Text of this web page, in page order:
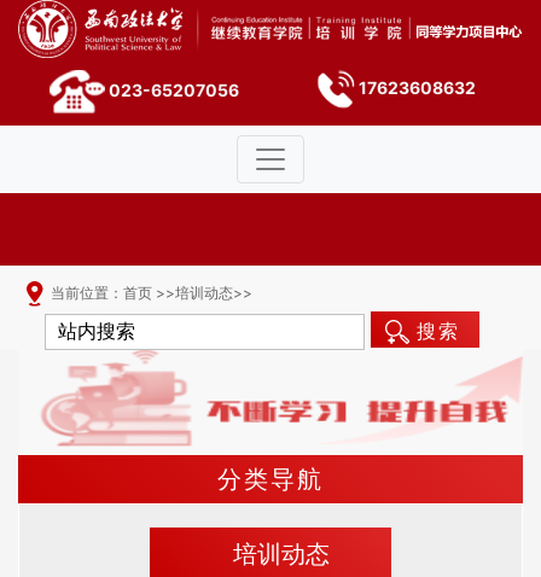
023-65207056 17623608632
当前位置： 首页 >>培训动态>>
搜索
分类导航
培训动态